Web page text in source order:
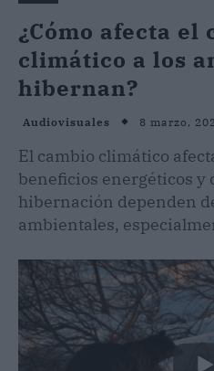
¿Cómo afecta el
climático a los
hibernan?
Audiovisuales 8 marzo,
El cambio climático
beneficios energéticos y
hibernación dependen
ambientales,